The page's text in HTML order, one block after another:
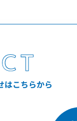
はこちらから